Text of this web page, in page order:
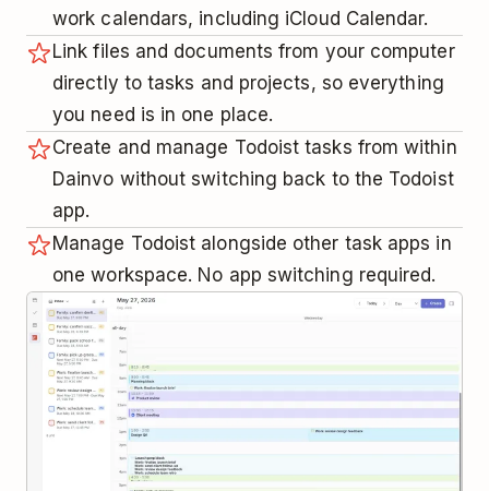
work calendars, including iCloud Calendar.
Link files and documents from your computer
directly to tasks and projects, so everything
you need is in one place.
Create and manage Todoist tasks from within
Dainvo without switching back to the Todoist
app.
Manage Todoist alongside other task apps in
one workspace. No app switching required.